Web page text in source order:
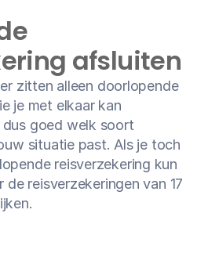
afsluiten
zitten alleen doorlopende
je met elkaar kan
goed welk soort
situatie past. Als je toch
reisverzekering kun
de reisverzekeringen van 17